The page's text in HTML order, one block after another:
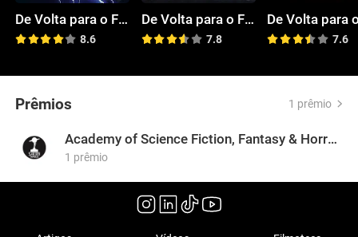
De Volta para o Futuro
8.6
De Volta para o Futuro: Parte II
7.8 7.6
Prêmios 1 prêmio
Academy of Science Fiction, Fantasy & Horror Films, USA
1 prêmio